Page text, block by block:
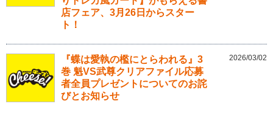
店フェア、3月26日からスター
ト！
『蝶は愛執の檻にとらわれる』3
巻 魁VS武尊クリアファイル応募
者全員プレゼントについてのお詫
びとお知らせ
2026/03/02